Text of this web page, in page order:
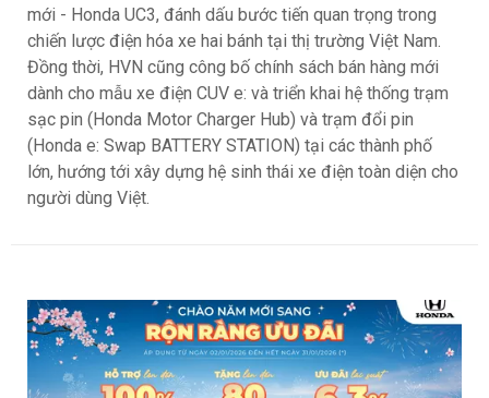
mới - Honda UC3, đánh dấu bước tiến quan trọng trong
chiến lược điện hóa xe hai bánh tại thị trường Việt Nam.
Đồng thời, HVN cũng công bố chính sách bán hàng mới
dành cho mẫu xe điện CUV e: và triển khai hệ thống trạm
sạc pin (Honda Motor Charger Hub) và trạm đổi pin
(Honda e: Swap BATTERY STATION) tại các thành phố
lớn, hướng tới xây dựng hệ sinh thái xe điện toàn diện cho
người dùng Việt.